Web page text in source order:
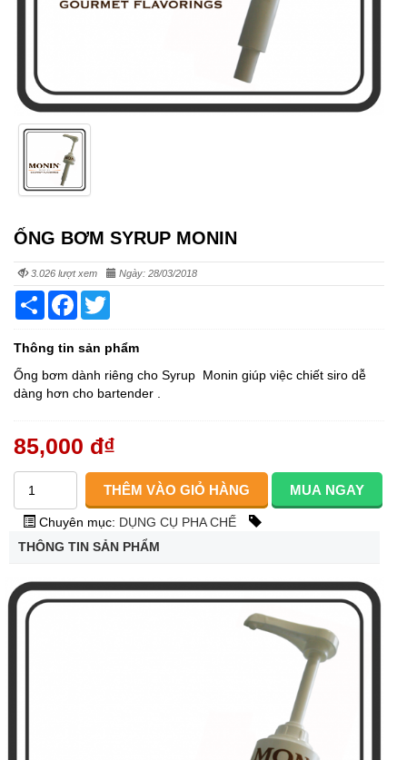
ỐNG BƠM SYRUP MONIN
3.026 lượt xem Ngày: 28/03/2018
Share Facebook
Thông tin sản phẩm
Ống bơm dành riêng cho Syrup Monin giúp việc chiết siro dễ
dàng hơn cho bartender .
85,000 đ₫
Chuyên mục: DỤNG CỤ PHA CHẾ
THÔNG TIN SẢN PHẨM